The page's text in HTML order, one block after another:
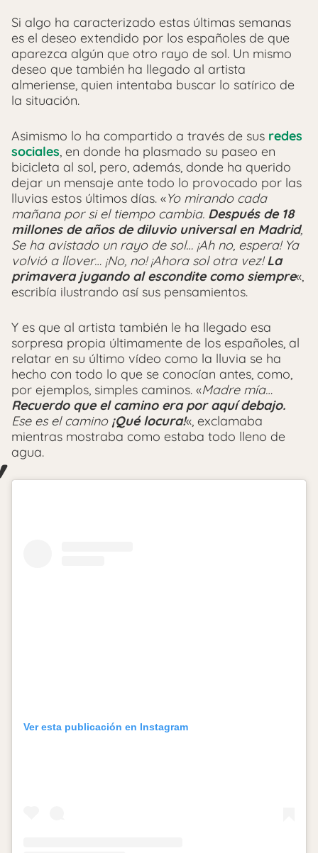
Si algo ha caracterizado estas últimas semanas
es el deseo extendido por los españoles de que
aparezca algún que otro rayo de sol. Un mismo
deseo que también ha llegado al artista
almeriense, quien intentaba buscar lo satírico de
la situación.
Asimismo lo ha compartido a través de sus redes
sociales, en donde ha plasmado su paseo en
bicicleta al sol, pero, además, donde ha querido
dejar un mensaje ante todo lo provocado por las
lluvias estos últimos días. «Yo mirando cada
mañana por si el tiempo cambia. Después de 18
millones de años de diluvio universal en Madrid,
Se ha avistado un rayo de sol… ¡Ah no, espera! Ya
volvió a llover… ¡No, no! ¡Ahora sol otra vez!La
primavera jugando al escondite como siempre«,
escribía ilustrando así sus pensamientos.
Y es que al artista también le ha llegado esa
sorpresa propia últimamente de los españoles, al
relatar en su último vídeo como la lluvia se ha
hecho con todo lo que se conocían antes, como,
por ejemplos, simples caminos. «Madre mía…
Recuerdo que el camino era por aquí debajo.
Ese es el camino¡Qué locura!«, exclamaba
mientras mostraba como estaba todo lleno de
agua.
Ver esta publicación en Instagram